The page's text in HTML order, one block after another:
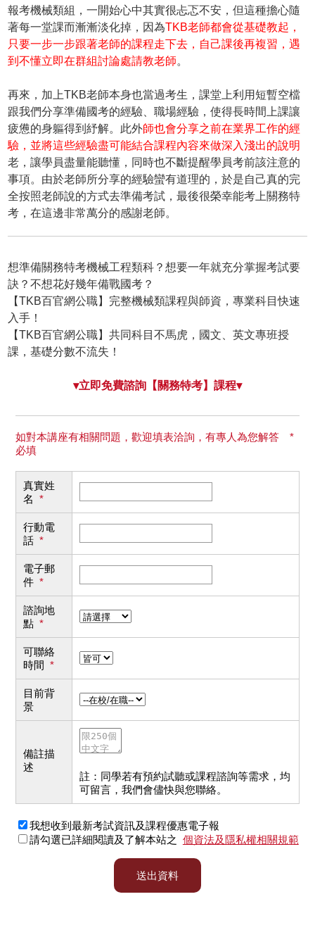
報考機械類組，一開始心中其實很忐忑不安，但這種擔心隨
著每一堂課而漸漸淡化掉，因為TKB老師都會從基礎教起，
只要一步一步跟著老師的課程走下去，自己課後再複習，遇
到不懂立即在群組討論處請教老師。
再來，加上TKB老師本身也當過考生，課堂上利用短暫空檔
跟我們分享準備國考的經驗、職場經驗，使得長時間上課讓
疲憊的身軀得到紓解。此外師也會分享之前在業界工作的經
驗，並將這些經驗盡可能結合課程內容來做深入淺出的說明
老，讓學員盡量能聽懂，同時也不斷提醒學員考前該注意的
事項。由於老師所分享的經驗蠻有道理的，於是自己真的完
全按照老師說的方式去準備考試，最後很榮幸能考上關務特
考，在這邊非常萬分的感謝老師。
想準備關務特考機械工程類科？想要一年就充分掌握考試要
訣？不想花好幾年備戰國考？
【TKB百官網公職】完整機械類課程與師資，專業科目快速
入手！
【TKB百官網公職】共同科目不馬虎，國文、英文專班授
課，基礎分數不流失！
▾立即免費諮詢【關務特考】課程▾
如對本講座有相關問題，歡迎填表洽詢，有專人為您解答 *
必填
真實姓
名 *
行動電
話 *
電子郵
件 *
諮詢地
點 *
可聯絡
時間 *
目前背
景
備註描
述
註：同學若有預約試聽或課程諮詢等需求，均
可留言，我們會儘快與您聯絡。
我想收到最新考試資訊及課程優惠電子報
請勾選已詳細閱讀及了解本站之 個資法及隱私權相關規範
送出資料